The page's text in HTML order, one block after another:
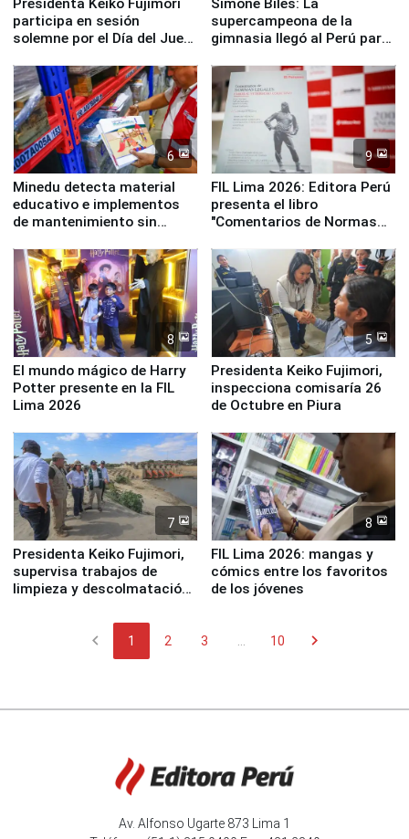
Presidenta Keiko Fujimori
participa en sesión
solemne por el Día del Juez
Simone Biles: La
supercampeona de la
gimnasia llegó al Perú para
Panamericanos Lima 2027
6
Minedu detecta material
educativo e implementos
de mantenimiento sin
la UGEL 2
9
FIL Lima 2026: Editora Perú
presenta el libro
"Comentarios de Normas
Derecho Colectivo"
8
El mundo mágico de Harry
Potter presente en la FIL
Lima 2026
5
Presidenta Keiko Fujimori,
inspecciona comisaría 26
de Octubre en Piura
7
Presidenta Keiko Fujimori,
supervisa trabajos de
limpieza y descolmatación
8
FIL Lima 2026: mangas y
cómics entre los favoritos
de los jóvenes
chevron_left 1 2 3 ... 10 chevron_right
Av. Alfonso Ugarte 873 Lima 1